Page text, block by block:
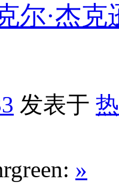
尔·杰克
发表于
»